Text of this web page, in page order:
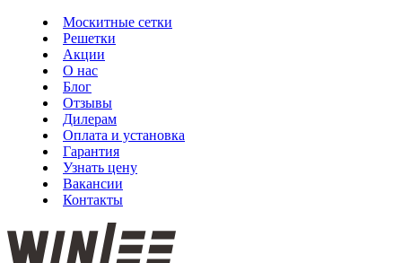
Москитные сетки
Решетки
Акции
О нас
Блог
Отзывы
Дилерам
Оплата и установка
Гарантия
Узнать цену
Вакансии
Контакты